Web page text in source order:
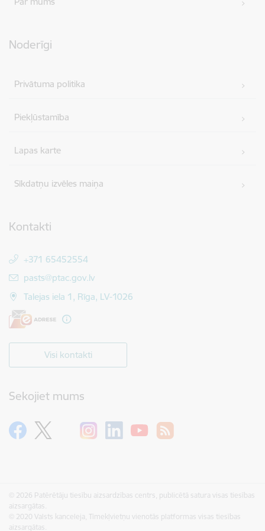
Noderīgi
Privātuma politika
Piekļūstamība
Lapas karte
Sīkdatņu izvēles maiņa
Kontakti
+371 65452554
E-pasts:
pasts@ptac.gov.lv
Talejas iela 1, Rīga, LV-1026
Visi kontakti
Sekojiet mums
© 2026 Patērētāju tiesību aizsardzības centrs, publicētā satura visas tiesības
aizsargātas.
© 2020 Valsts kanceleja, Tīmekļvietņu vienotās platformas visas tiesības
aizsargātas.